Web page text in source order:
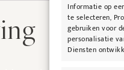
Informatie op
te selecteren,
gebruiken voor
personalisatie
Diensten